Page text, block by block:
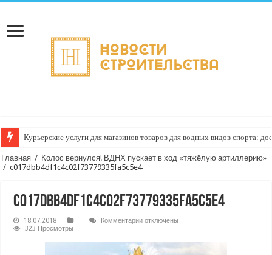
Курьерские услуги для магазинов товаров для водных видов спорта:
Главная / Колос вернулся! ВДНХ пускает в ход «тяжёлую артиллерию»
/ c017dbb4df1c4c02f73779335fa5c5e4
c017dbb4df1c4c02f73779335fa5c5e4
18.07.2018 Комментариикотключены
323 Просмотры